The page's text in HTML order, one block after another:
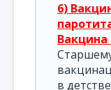
6)
в